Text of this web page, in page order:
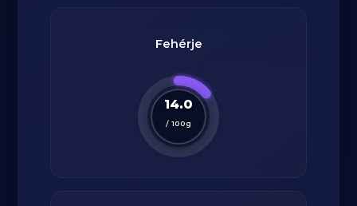
Fehérje
14.0
/ 100g